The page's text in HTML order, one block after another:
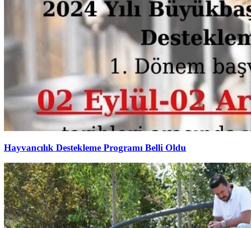
Hayvancılık Destekleme Programı Belli Oldu